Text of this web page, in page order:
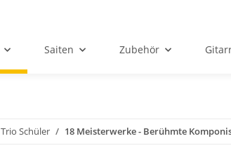
Saiten Zubehör
Trio Schüler 18 Meisterwerke - Berühmte